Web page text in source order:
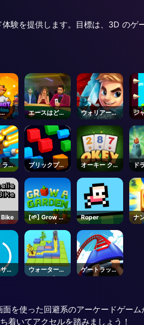
を提供します。目標は、3D のゲ
-
エースはど
こ？
ウォリアータ
ワー
ジ
フ
ャ
ライ
デ
ス
ブリックプラ
ンジ
オーキー クラ
シック
ド
ス
[🌱] Grow a
Garden 🌶️ -
Roblox
Roper
ナ
ー
イ
ウォーターフ
ロー パズル
ゲートラッシ
ャーオンライ
を使った回避系のアーケードゲー
着いてアクセルを踏みましょう！